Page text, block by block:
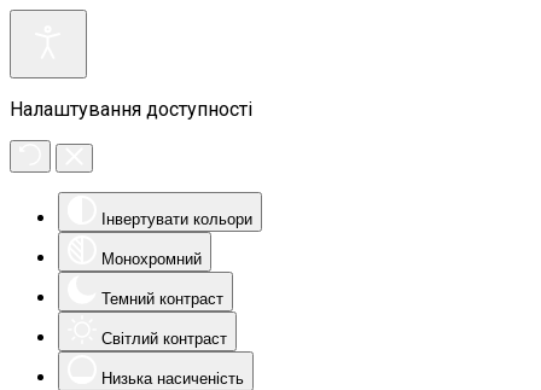
Налаштування доступності
Інвертувати кольори
Монохромний
Темний контраст
Світлий контраст
Низька насиченість